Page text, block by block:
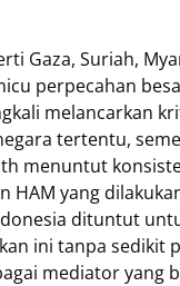
Gaza, Suriah,
perpecahan
melancarkan
tertentu,
menuntut
HAM yang
dituntut
ini tanpa sedikit
mediator yang